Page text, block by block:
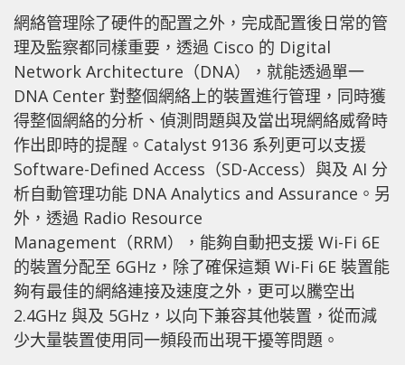
網絡管理除了硬件的配置之外，完成配置後日常的管
理及監察都同樣重要，透過 Cisco 的 Digital
Network Architecture（DNA），就能透過單一
DNA Center 對整個網絡上的裝置進行管理，同時獲
得整個網絡的分析、偵測問題與及當出現網絡威脅時
作出即時的提醒。Catalyst 9136 系列更可以支援
Software-Defined Access（SD-Access）與及 AI 分
析自動管理功能 DNA Analytics and Assurance。另
外，透過 Radio Resource
Management（RRM），能夠自動把支援 Wi-Fi 6E
的裝置分配至 6GHz，除了確保這類 Wi-Fi 6E 裝置能
夠有最佳的網絡連接及速度之外，更可以騰空出
2.4GHz 與及 5GHz，以向下兼容其他裝置，從而減
少大量裝置使用同一頻段而出現干擾等問題。